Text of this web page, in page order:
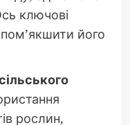
ключові
його
рослин,